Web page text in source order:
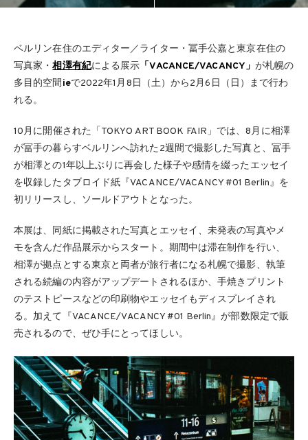
ベルリン在住のエディター／ライター・冨手公嘉と東京在住の
写真家・相澤有紀による展示 「VACANCE/VACANCY」が札幌の
多目的空間 ieで2022年1月8日（土）から2月6日（日）まで行わ
れる。
10月に開催された「TOKYO ART BOOK FAIR」では、8月に相澤
が冨手の暮らすベルリンへ訪れた2週間で撮影した写真と、冨手
が相澤との1年以上ぶりに再会した様子や感情を綴ったエッセイ
を収録したタブロイド紙『VACANCE/VACANCY #01 Berlin』を
初リリースし、ソールドアウトとなった。
本展は、同紙に掲載された写真とエッセイ、未発表の写真やメ
モを含んだ作品展示からスタート。期間中は滞在制作を行い、
相澤が拠点とする東京と両者が旅行者になる札幌で撮影、執筆
される続編の内容がアップデートされるほか、手焼きプリント
のテストピースなどの印刷物やエッセイもディスプレイされ
る。加えて『VACANCE/VACANCY #01 Berlin』が部数限定で販
売されるので、ぜひ手にとってほしい。